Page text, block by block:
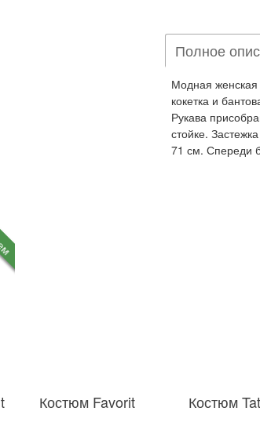
Полное
Модная женская
кокетка и
Рукава
стойке.
71 см. Спереди
S M L XL
Костюм Favorit S M L